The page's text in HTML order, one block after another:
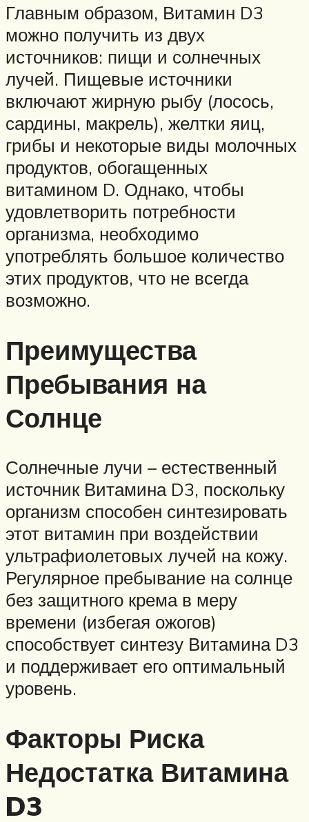
Главным образом, Витамин D3
можно получить из двух
источников: пищи и солнечных
лучей. Пищевые источники
включают жирную рыбу (лосось,
сардины, макрель), желтки яиц,
грибы и некоторые виды молочных
продуктов, обогащенных
витамином D. Однако, чтобы
удовлетворить потребности
организма, необходимо
употреблять большое количество
этих продуктов, что не всегда
возможно.
Преимущества
Пребывания на
Солнце
Солнечные лучи – естественный
источник Витамина D3, поскольку
организм способен синтезировать
этот витамин при воздействии
ультрафиолетовых лучей на кожу.
Регулярное пребывание на солнце
без защитного крема в меру
времени (избегая ожогов)
способствует синтезу Витамина D3
и поддерживает его оптимальный
уровень.
Факторы Риска
Недостатка Витамина
D3